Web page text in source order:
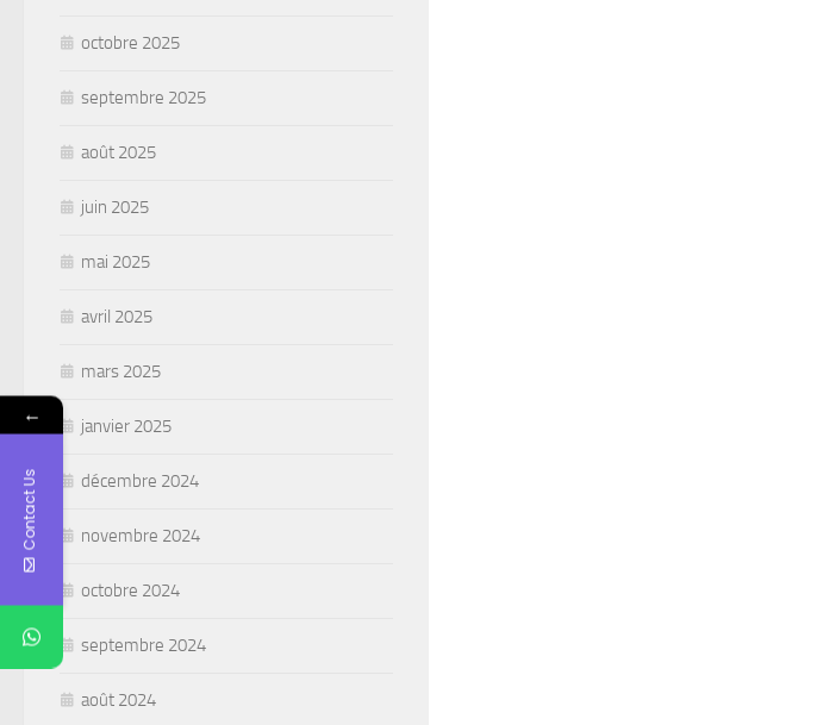
octobre 2025
septembre 2025
août 2025
juin 2025
mai 2025
avril 2025
mars 2025
janvier 2025
décembre 2024
novembre 2024
octobre 2024
septembre 2024
août 2024
←
Contact Us